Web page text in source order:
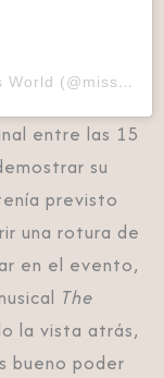
Una publicación compartida de Miss World (@missworld)
entre las 15
su
previsto
una rotura de
en el evento,
The
la vista atrás,
s bueno poder